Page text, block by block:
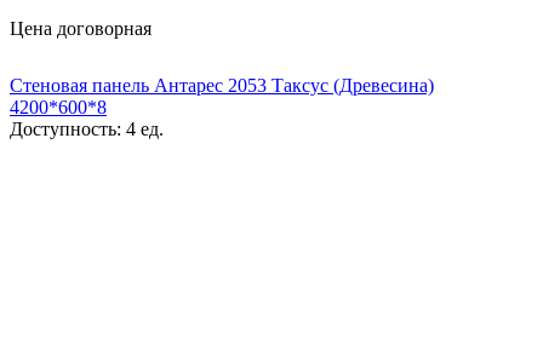
Цена договорная
Стеновая панель Антарес 2053 Таксус (Древесина)
4200*600*8
Доступность: 4 ед.